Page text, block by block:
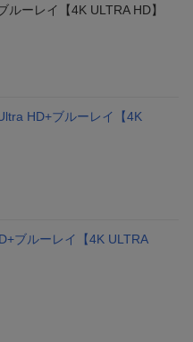
ーレイ【4K ULTRA HD】
HD+ブルーレイ【4K
ブルーレイ【4K ULTRA